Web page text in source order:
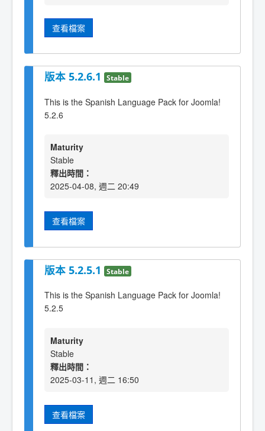
查看檔案
版本 5.2.6.1 Stable
This is the Spanish Language Pack for Joomla!
5.2.6
Maturity
Stable
釋出時間：
2025-04-08, 週二 20:49
查看檔案
版本 5.2.5.1 Stable
This is the Spanish Language Pack for Joomla!
5.2.5
Maturity
Stable
釋出時間：
2025-03-11, 週二 16:50
查看檔案